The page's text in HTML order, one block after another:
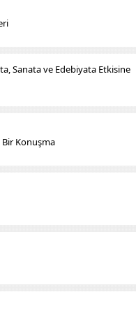
Sanata ve Edebiyata Etkisine
Bir Konuşma